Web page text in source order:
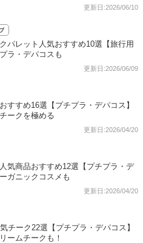
更新日:2026/06/10
パレット人気おすすめ10選【旅行用
ラ・デパコスも
更新日:2026/06/09
すすめ16選【プチプラ・デパコス】
ークを極める
更新日:2026/04/20
気商品おすすめ12選【プチプラ・デ
ガニックコスメも
更新日:2026/04/20
チーク22選【プチプラ・デパコス】
ームチークも！